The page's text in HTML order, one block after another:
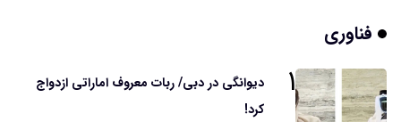
فناوری
۱
دیوانگی در دبی/ ربات معروف اماراتی ازدواج
کرد!